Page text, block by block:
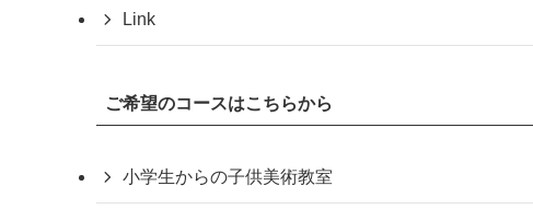
Link
ご希望のコースはこちらから
小学生からの子供美術教室